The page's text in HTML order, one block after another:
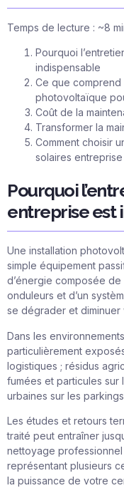
Temps de lecture : ~8
Pourquoi
indispensable
Ce que comprend
photovoltaïque
Coût de la
Transformer la
Comment choisir
solaires entreprise
Pourquoi
entreprise est
Une installation
simple équipement
d’énergie composée de
onduleurs et d’un
se dégrader et diminuer
Dans les
particulièrement
logistiques ; résidus
fumées et particules sur
urbaines sur les
Les études et retours
traité peut entraîner
nettoyage
représentant plusieurs
la puissance de votre